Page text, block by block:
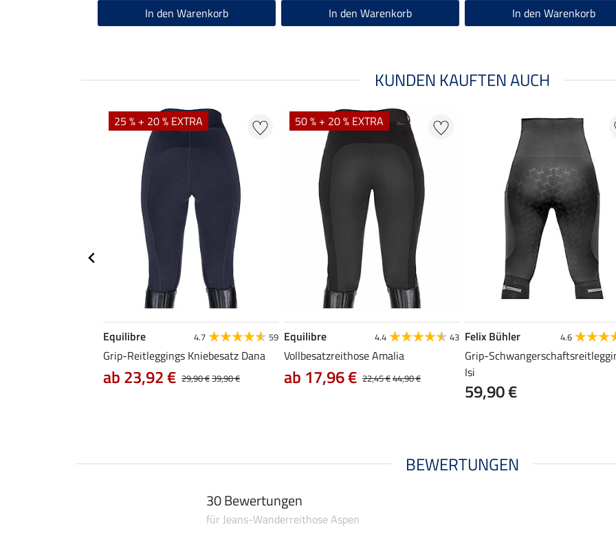
In den Warenkorb In den Warenkorb In den Warenkorb
KUNDEN KAUFTEN AUCH
25 % + 20 % EXTRA
Equilibre 4.7 59
Grip-Reitleggings Kniebesatz Dana
29,90 €39,90 €
ab 23,92 €
50 % + 20 % EXTRA
Equilibre 4.4 43
Vollbesatzreithose Amalia
22,45 €44,90 €
ab 17,96 €
Felix Bühler 4.6
Grip-
Isi
59,90 €
BEWERTUNGEN
30 Bewertungen
für Jeans-Wanderreithose Aspen